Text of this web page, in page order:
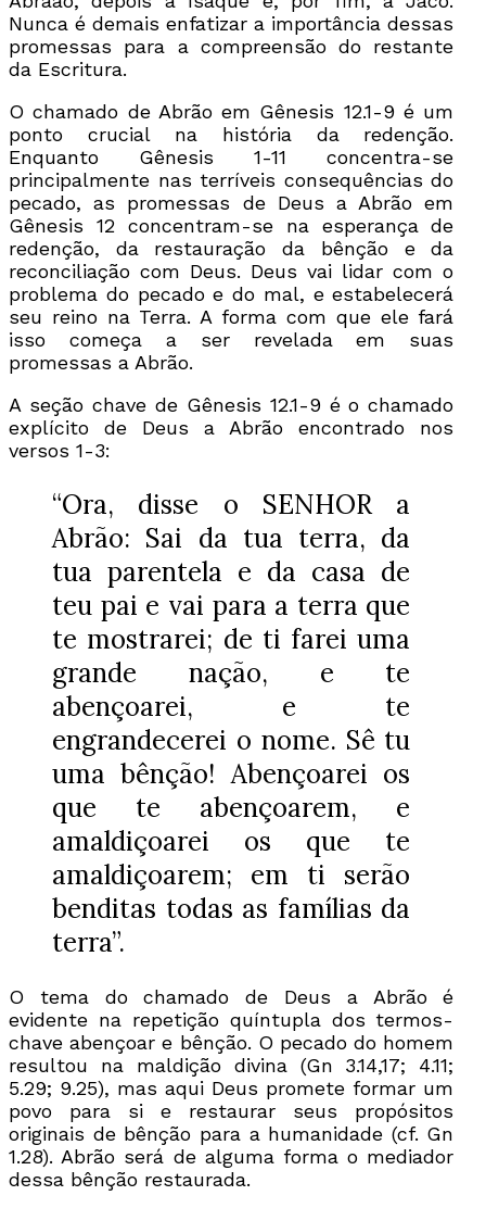
Nunca é demais enfatizar a importância dessas
promessas para a compreensão do restante
da Escritura.
O chamado de Abrão em Gênesis 12.1-9 é um
ponto crucial na história da redenção.
Enquanto Gênesis 1-11 concentra-se
principalmente nas terríveis consequências do
pecado, as promessas de Deus a Abrão em
Gênesis 12 concentram-se na esperança de
redenção, da restauração da bênção e da
reconciliação com Deus. Deus vai lidar com o
problema do pecado e do mal, e estabelecerá
seu reino na Terra. A forma com que ele fará
isso começa a ser revelada em suas
promessas a Abrão.
A seção chave de Gênesis 12.1-9 é o chamado
explícito de Deus a Abrão encontrado nos
versos 1-3:
“Ora, disse o SENHOR a
Abrão: Sai da tua terra, da
tua parentela e da casa de
teu pai e vai para a terra que
te mostrarei; de ti farei uma
grande nação, e te
abençoarei, e te
engrandecerei o nome. Sê tu
uma bênção! Abençoarei os
que te abençoarem, e
amaldiçoarei os que te
amaldiçoarem; em ti serão
benditas todas as famílias da
terra”.
O tema do chamado de Deus a Abrão é
evidente na repetição quíntupla dos termos-
chave abençoar e bênção. O pecado do homem
resultou na maldição divina (Gn 3.14,17; 4.11;
5.29; 9.25), mas aqui Deus promete formar um
povo para si e restaurar seus propósitos
originais de bênção para a humanidade (cf. Gn
1.28). Abrão será de alguma forma o mediador
dessa bênção restaurada.